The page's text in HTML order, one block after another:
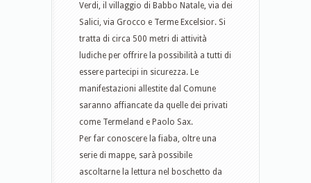
Verdi, il villaggio di Babbo Natale, via dei
Salici, via Grocco e Terme Excelsior. Si
tratta di circa 500 metri di attività
ludiche per offrire la possibilità a tutti di
essere partecipi in sicurezza. Le
manifestazioni allestite dal Comune
saranno affiancate da quelle dei privati
come Termeland e Paolo Sax.
Per far conoscere la fiaba, oltre una
serie di mappe, sarà possibile
ascoltarne la lettura nel boschetto da